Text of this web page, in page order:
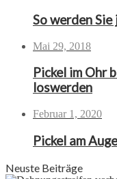
So werden
Mai 29, 2018
Pickel im Ohr
loswerden
Februar 1, 2020
Pickel am
Neuste Beiträge